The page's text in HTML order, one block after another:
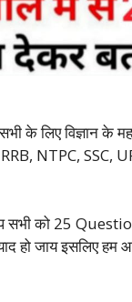
लिए विज्ञान के
NTPC, SSC,
सभी को 25
हो जाय इसलिए